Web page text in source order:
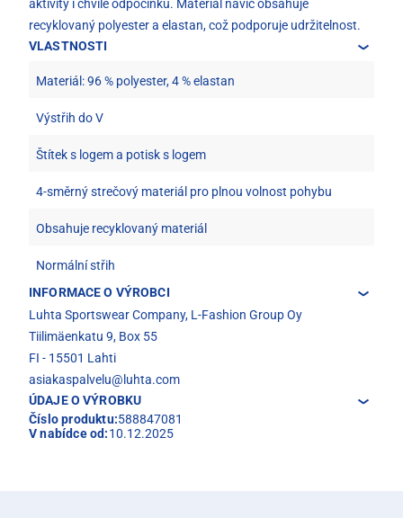
aktivity i chvíle odpočinku. Materiál navíc obsahuje
recyklovaný polyester a elastan, což podporuje udržitelnost.
VLASTNOSTI
Materiál: 96 % polyester, 4 % elastan
Výstřih do V
Štítek s logem a potisk s logem
4-směrný strečový materiál pro plnou volnost pohybu
Obsahuje recyklovaný materiál
Normální střih
INFORMACE O VÝROBCI
Luhta Sportswear Company, L-Fashion Group Oy
Tiilimäenkatu 9, Box 55
FI - 15501 Lahti
asiakaspalvelu@luhta.com
ÚDAJE O VÝROBKU
Číslo produktu:588847081
V nabídce od:10.12.2025